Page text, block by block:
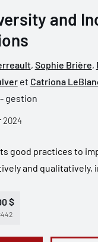
and
, Sophie Brière,
et Catriona
gestion
2024
good practices to
and qualitatively,
$